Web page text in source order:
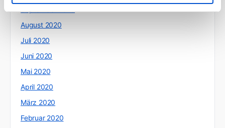
August 2020
Juli 2020
Juni 2020
Mai 2020
April 2020
März 2020
Februar 2020